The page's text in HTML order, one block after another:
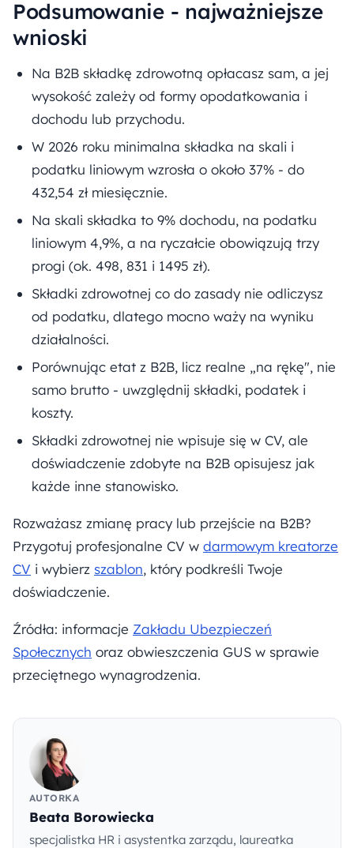
Podsumowanie - najważniejsze
wnioski
Na B2B składkę zdrowotną opłacasz sam, a jej
wysokość zależy od formy opodatkowania i
dochodu lub przychodu.
W 2026 roku minimalna składka na skali i
podatku liniowym wzrosła o około 37% - do
432,54 zł miesięcznie.
Na skali składka to 9% dochodu, na podatku
liniowym 4,9%, a na ryczałcie obowiązują trzy
progi (ok. 498, 831 i 1495 zł).
Składki zdrowotnej co do zasady nie odliczysz
od podatku, dlatego mocno waży na wyniku
działalności.
Porównując etat z B2B, licz realne „na rękę", nie
samo brutto - uwzględnij składki, podatek i
koszty.
Składki zdrowotnej nie wpisuje się w CV, ale
doświadczenie zdobyte na B2B opisujesz jak
każde inne stanowisko.
Rozważasz zmianę pracy lub przejście na B2B?
Przygotuj profesjonalne CV w darmowym kreatorze
CV i wybierz szablon, który podkreśli Twoje
doświadczenie.
Źródła: informacje Zakładu Ubezpieczeń
Społecznych oraz obwieszczenia GUS w sprawie
przeciętnego wynagrodzenia.
AUTORKA
Beata Borowiecka
specjalistka HR i asystentka zarządu, laureatka